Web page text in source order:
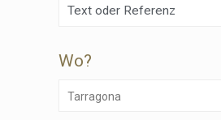
Wo?
Tarragona